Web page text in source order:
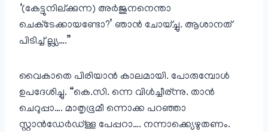
‘(കേട്ടുനില്ക്കുന്ന) അർജുനനെന്താ
ചെക്‌ടേക്കായണ്ടോ?’ ഞാൻ ചോയ്ച്ചു. ആശാനത്
പിടിച്ച് ല്ല്യ….”
വൈകാതെ പിരിയാൻ കാലമായി. പോരുമ്പോൾ
ഉപദേശിച്ചു. “കെ.സി. ന്നെ വിൾച്ചീര്ന്നു. താൻ
ചെറുപ്പാ…. മാതൃഭൂമീ ന്നൊക്ക പറഞ്ഞാ
സ്റ്റാൻഡേർഡ്ള്ള പേപ്പറാ…. നന്നാക്ക്യെഴുതണം.